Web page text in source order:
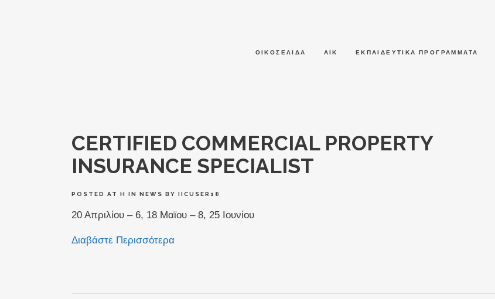
ΟΙΚΟΣΕΛΙΔΑ ΑΙΚ ΕΚΠΑΙΔΕΥΤΙΚΑ ΠΡΟΓΡΑΜΜΑΤΑ
CERTIFIED COMMERCIAL PROPERTY
INSURANCE SPECIALIST
POSTED AT H IN NEWS BY IICUSER18
20 Απριλίου – 6, 18 Μαϊου – 8, 25 Ιουνίου
Διαβάστε Περισσότερα